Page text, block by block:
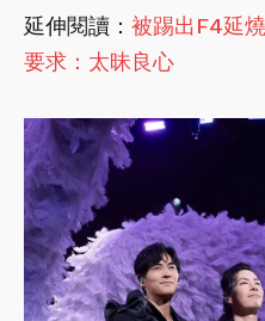
延伸閱讀： 被踢出F4延
要求：太昧良心